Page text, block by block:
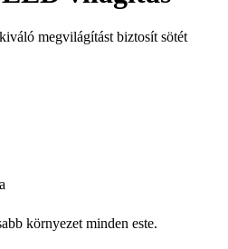
megvilágítást biztosít sötét
környezet minden este.